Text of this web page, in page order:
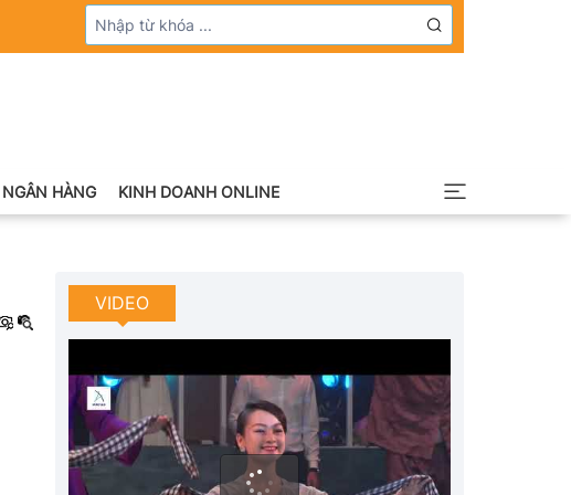
NGÂN HÀNG KINH DOANH ONLINE
VIDEO